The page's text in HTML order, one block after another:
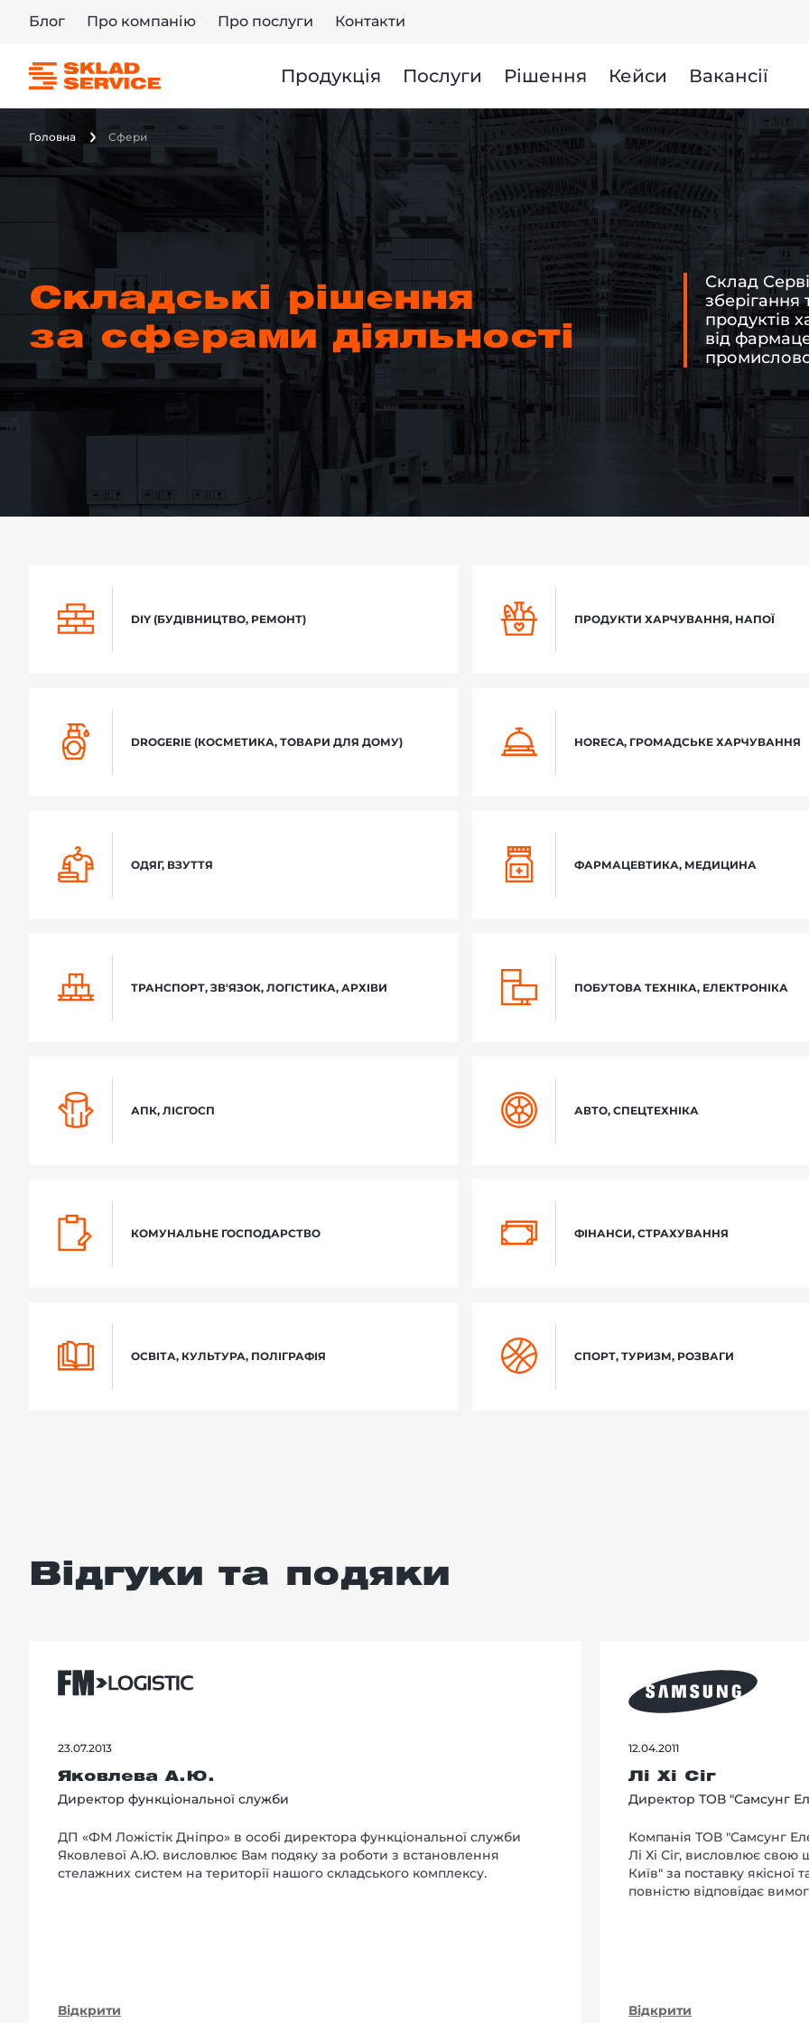
Блог Про компанію Про послуги Контакти
Продукція Послуги Рішення Кейси Вакансії
Головна Сфери
Складські рішення
за сферами діяльності
Склад
зберігання
продуктів
від
DIY (БУДІВНИЦТВО, РЕМОНТ) ПРОДУКТИ ХАРЧУВАННЯ, НАПОЇ
DROGERIE (КОСМЕТИКА, ТОВАРИ ДЛЯ ДОМУ) HORECA, ГРОМАДСЬКЕ ХАРЧУВАННЯ
ОДЯГ, ВЗУТТЯ ФАРМАЦЕВТИКА, МЕДИЦИНА
ТРАНСПОРТ, ЗВ'ЯЗОК, ЛОГІСТИКА, АРХІВИ ПОБУТОВА ТЕХНІКА, ЕЛЕКТРОНІКА
АПК, ЛІСГОСП АВТО, СПЕЦТЕХНІКА
КОМУНАЛЬНЕ ГОСПОДАРСТВО ФІНАНСИ, СТРАХУВАННЯ
ОСВІТА, КУЛЬТУРА, ПОЛІГРАФІЯ СПОРТ, ТУРИЗМ, РОЗВАГИ
Відгуки та подяки
23.07.2013
Яковлева А.Ю.
Директор функціональної служби
ДП «ФМ Ложістік Дніпро» в особі директора функціональної служби
Яковлевої А.Ю. висловлює Вам подяку за роботи з встановлення
стелажних систем на території нашого складського комплексу.
Відкрити
12.04.2011
Лі Хі Сіг
Директор ТОВ "Самсунг
Компанія ТОВ "Самсунг
Лi Xi Сіг, висловлює свою
Київ" за поставку якісної
повністю відповідає
Відкрити